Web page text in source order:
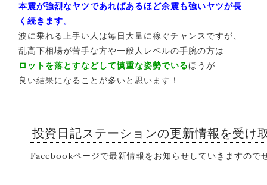
本震が強烈なヤツであればあるほど余震も強いヤツが長
く続きます。
波に乗れる上手い人は毎日大量に稼ぐチャンスですが、
乱高下相場が苦手な方や一般人レベルの手腕の方は
ロットを落とすなどして慎重な姿勢でいるほうが
良い結果になることが多いと思います！
投資日記ステーションの更新情報を受け
Facebookページで最新情報をお知らせしていきますので